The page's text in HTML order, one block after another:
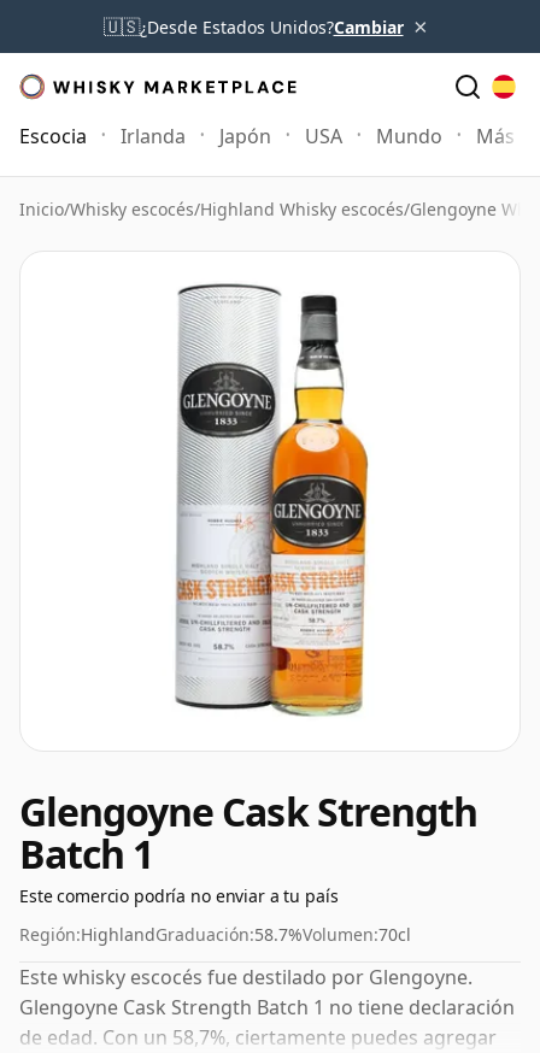
🇺🇸¿Desde Estados Unidos?Cambiar ×
Escocia Irlanda Japón USA Mundo Más
Inicio/Whisky escocés/Highland Whisky escocés/Glengoyne
Glengoyne Cask Strength
Batch 1
Este comercio podría no enviar a tu país
Región:HighlandGraduación:58.7%Volumen:70cl
Este whisky escocés fue destilado por Glengoyne.
Glengoyne Cask Strength Batch 1 no tiene declaración
de edad. Con un 58,7%, ciertamente puedes agregar